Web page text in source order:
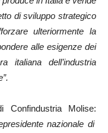
di sviluppo strategico
ulteriormente la
alle esigenze dei
italiana dell’industria
Confindustria Molise:
nazionale di